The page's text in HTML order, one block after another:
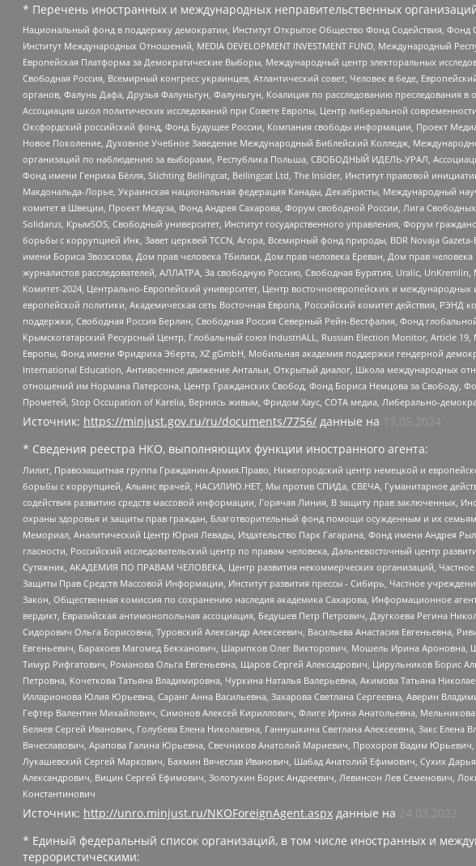
* Перечень иностранных и международных неправительственных
Национальный фонд в поддержку демократии, Институт Открытое Общество Фонд Содействия,
Институт Международных Отношений, MEDIA DEVELOPMENT INVESTMENT FUND, Международный
Европейская Платформа за Демократические Выборы, Международный центр электоральных
Свободная Россия, Всемирный конгресс украинцев, Атлантический совет, Человек в беде,
органов, Фалунь Дафа, Друзья Фалуньгун, Фалуньгун, Коалиция по расследованию преследования
Ассоциация школ политических исследований при Совете Европы, Центр либеральной
Оксфордский российский фонд, Фонд Будущее России, Компания свободы информации, Проект
Новое Поколение, Духовное Учебное Заведение Международный Библейский Колледж,
организаций по наблюдению за выборами, Республика Польша, СВОБОДНЫЙ ИДЕЛЬ-УРАЛ,
Фонд имени Генриха Бёлля, Stichting Bellingcat, Bellingcat Ltd, The Insider, Институт правовой
Макдональда-Лорье, Украинская национальная федерация Канады, Декабристы, Международный
комитет в Швеции, Проект Медуза, Фонд Андрея Сахарова, Форум свободной России, Лига
Solidarus, КрымSOS, Свободный университет, Институт государственного управления, Форум
борьбы с коррупцией Инк, Завет церквей TCCN, Агора, Всемирный фонд природы, BDR Novaja
имени Бориса Звозскова, Дом прав человека Тбилиси, Дом прав человека Ереван, Дом прав
журналистов расследователей, АЛЛАТРА, За свободную Россию, Свободная Бурятия, Uralic,
Комитет-2024, Центрально-Европейский университет, Центр восточноевропейских и
европейской политики, Академическая сеть Восточная Европа, Российский комитет действия,
поддержки, Свободная Россия Берлин, Свободная Россия Северный Рейн-Вестфалия, Фонд
Крымскотатарский Ресурсный Центр, Глобальный союз IndustriALL, Russian Election Monitor, Article
Европы, Фонд имени Фридриха Эберта, XZ gGmbH, Мобильная академия поддержки гендерной
International Education, Антивоенное движение Антальи, Открытый диалог, Школа международных
отношений им Нормана Патерсона, Центр Гражданских Свобод, Фонд Бориса Немцова за Свободу,
Прометей, Stop Occupation of Karelia, Вернись живым, Фридом Хаус, СОТА медиа, Либерально-
Источник: https://minjust.gov.ru/ru/documents/7756/ данные на
13.05.2024
* Сведения реестра НКО, выполняющих функции иностранного агента:
Лилит, Правозащитная группа Гражданин.Армия.Право, Нижегородский центр немецкой и
борьбы с коррупцией, Альянс врачей, НАСИЛИЮ.НЕТ, Мы против СПИДа, СВЕЧА, Гуманитарное
содействия развитию средств массовой информации, Горячая Линия, В защиту прав заключенных,
охраны здоровья и защиты прав граждан, Благотворительный фонд помощи осужденным и их
Мемориал, Аналитический Центр Юрия Левады, Издательство Парк Гагарина, Фонд имени Андрея
гласности, Российский исследовательский центр по правам человека, Дальневосточный центр
Сутяжник, АКАДЕМИЯ ПО ПРАВАМ ЧЕЛОВЕКА, Центр развития некоммерческих организаций, Частное
Защиты Прав Средств Массовой Информации, Институт развития прессы - Сибирь, Частное
Закон, Общественная комиссия по сохранению наследия академика Сахарова, Информационное
вердикт, Евразийская антимонопольная ассоциация, Бедушев Петр Петрович, Дзугкоева Регина
Сидорович Ольга Борисовна, Туровский Александр Алексеевич, Васильева Анастасия Евгеньевна,
Евгеньевич, Барахоев Магомед Бекханович, Шарипков Олег Викторович, Мошель Ирина
Тимур Рифгатович, Романова Ольга Евгеньевна, Щаров Сергей Алексадрович, Цирульников Борис
Петровна, Кочеткова Татьяна Владимировна, Чуркина Наталья Валерьевна, Акимова Татьяна
Илларионова Юлия Юрьевна, Саранг Анна Васильевна, Захарова Светлана Сергеевна, Аверин
Гефтер Валентин Михайлович, Симонов Алексей Кириллович, Флиге Ирина Анатольевна,
Беляев Сергей Иванович, Голубева Елена Николаевна, Ганнушкина Светлана Алексеевна, Закс
Вячеславович, Арапова Галина Юрьевна, Свечников Анатолий Мариевич, Прохоров Вадим
Лукашевский Сергей Маркович, Бахмин Вячеслав Иванович, Шабад Анатолий Ефимович, Сухих
Александрович, Вицин Сергей Ефимович, Золотухин Борис Андреевич, Левинсон Лев Семенович,
Константинович
Источник: http://unro.minjust.ru/NKOForeignAgent.aspx данные на 24.03.2022
* Единый федеральный список организаций, в том числе иностранных и
террористическими: